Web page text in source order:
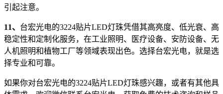
引起注意。
11、 台宏光电的3224贴片LED灯珠凭借其高亮度、低光衰、高
稳定性和定制化服务，在工业照明、医疗设备、安防设备、无
人机照明和植物工厂等领域表现出色。选择台宏光电，就是选
择专业和可靠。
如果你对台宏光电的3224贴片LED灯珠感兴趣，或者有其他具